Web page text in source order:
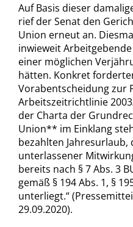
Auf Basis dieser
rief der Senat den
Union erneut an.
inwieweit
einer möglichen
hätten. Konkret
Vorabentscheidung zur
Arbeitszeitrichtlinie
der Charta der
Union** im Einklang
bezahlten
unterlassener
bereits nach § 7 Abs. 3
gemäß § 194 Abs. 1, §
unterliegt.“
29.09.2020).